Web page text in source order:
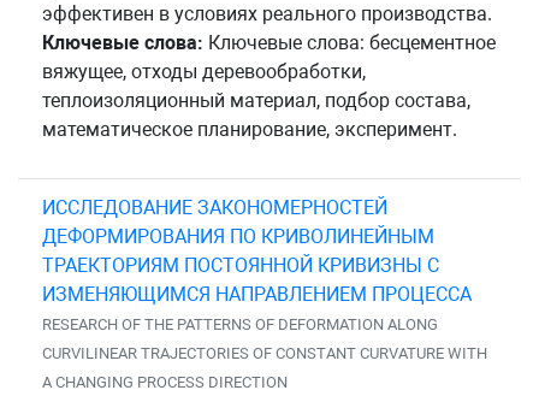
эффективен в условиях реального производства.
Ключевые слова: Ключевые слова: бесцементное
вяжущее, отходы деревообработки,
теплоизоляционный материал, подбор состава,
математическое планирование, эксперимент.
ИССЛЕДОВАНИЕ ЗАКОНОМЕРНОСТЕЙ
ДЕФОРМИРОВАНИЯ ПО КРИВОЛИНЕЙНЫМ
ТРАЕКТОРИЯМ ПОСТОЯННОЙ КРИВИЗНЫ С
ИЗМЕНЯЮЩИМСЯ НАПРАВЛЕНИЕМ ПРОЦЕССА
RESEARCH OF THE PATTERNS OF DEFORMATION ALONG
CURVILINEAR TRAJECTORIES OF CONSTANT CURVATURE WITH
A CHANGING PROCESS DIRECTION